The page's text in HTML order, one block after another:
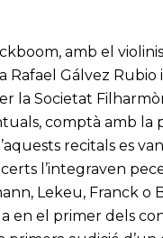
amb el
Gálvez Rubio
la Societat
comptà amb la
recitals es
l’integraven
Lekeu, Franck o
en el primer dels